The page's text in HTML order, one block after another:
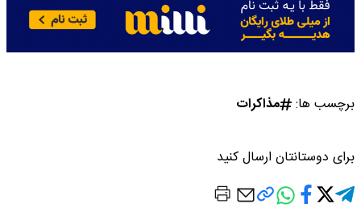
برچسب ها: مذاکرات
برای دوستانتان ارسال کنید